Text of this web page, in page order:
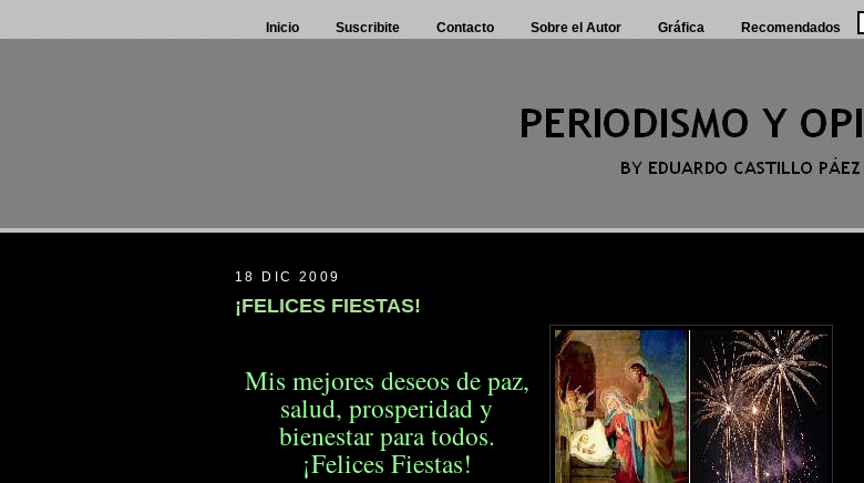
Inicio Suscribite Contacto Sobre el Autor Gráfica Recomendados
18 DIC 2009
¡FELICES FIESTAS!
Mis mejores deseos de paz,
salud, prosperidady
bienestar para todos.
¡Felices Fiestas!